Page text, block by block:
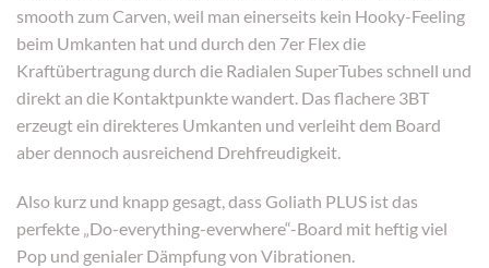
smooth zum Carven, weil man einerseits kein Hooky-Feeling
beim Umkanten hat und durch den 7er Flex die
Kraftübertragung durch die Radialen SuperTubes schnell und
direkt an die Kontaktpunkte wandert. Das flachere 3BT
erzeugt ein direkteres Umkanten und verleiht dem Board
aber dennoch ausreichend Drehfreudigkeit.
Also kurz und knapp gesagt, dass Goliath PLUS ist das
perfekte „Do-everything-everwhere“-Board mit heftig viel
Pop und genialer Dämpfung von Vibrationen.